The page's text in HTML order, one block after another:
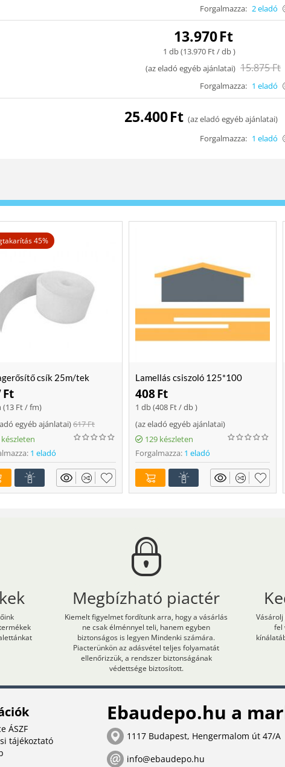
Forgalmazza: 2 eladó
13.970Ft
1 db (13.970 Ft/ db )
(az eladó egyéb ajánlatai) 15.875Ft
Forgalmazza: 1 eladó
25.400Ft (az eladó egyéb ajánlatai)
Forgalmazza: 1 eladó
45%
csík 25m/tek
Ft
(13 Ft/ fm)
egyéb ajánlatai)617Ft
1 eladó
Lamellás csiszoló 125*100
408Ft
1 db (408 Ft/ db )
(az eladó egyéb ajánlatai)
129 készleten
Forgalmazza: 1 eladó
Megbízható piactér
Kiemelt figyelmet fordítunk arra, hogy a vásárlás
ne csak élménnyel teli, hanem egyben
biztonságos is legyen Mindenki számára.
Piacterünkön az adásvétel teljes folyamatát
ellenőrizzük, a rendszer biztonságának
védettsége biztosított.
fel
ÁSZF
tájékoztató
Ebaudepo.hu a
1117 Budapest, Hengermalom út 47/A
info@ebaudepo.hu